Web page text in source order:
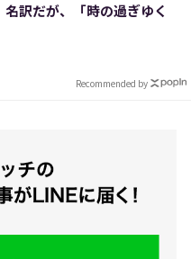
名訳だが、「時の過ぎゆく
Recommended by